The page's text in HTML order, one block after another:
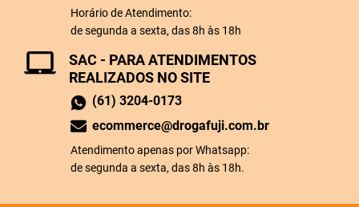
SAC - PARA ATENDIMENTOS
REALIZADOS NO SITE
(61) 3204-0173
ecommerce@drogafuji.com.br
Atendimento apenas por Whatsapp:
de segunda a sexta, das 8h às 18h.
Horário de Atendimento:
de segunda a sexta, das 8h às 18h